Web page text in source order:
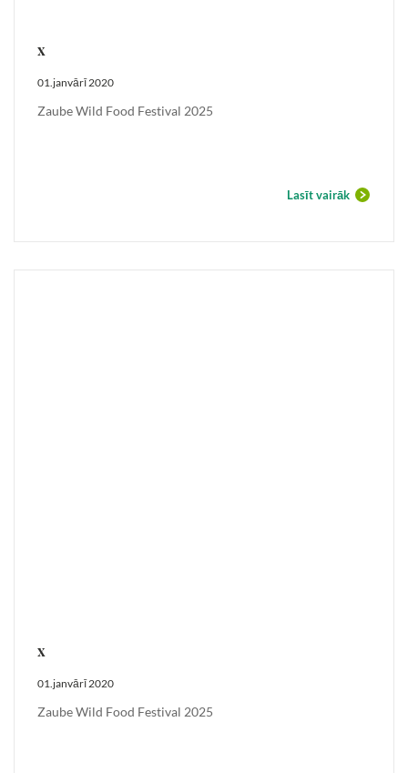
x
01.janvārī 2020
Zaube Wild Food Festival 2025
Lasīt vairāk
x
01.janvārī 2020
Zaube Wild Food Festival 2025